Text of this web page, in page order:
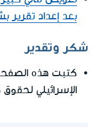
بعد إعداد
شكر وتقدير
كتبت هذه
الإسرائيلي لحقوق